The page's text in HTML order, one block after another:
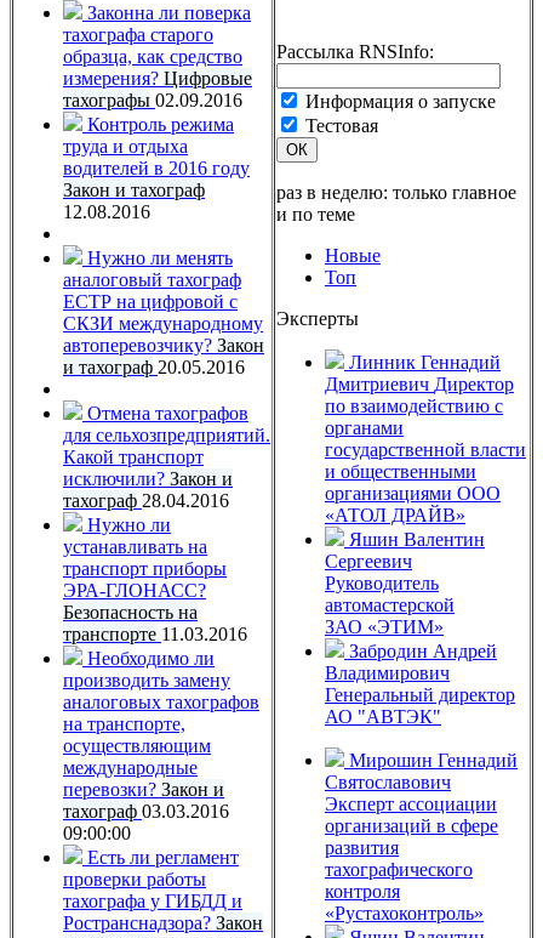
Законна ли поверка
тахографа старого
образца, как средство
измерения? Цифровые
тахографы 02.09.2016
Контроль режима
труда и отдыха
водителей в 2016 году
Закон и тахограф
12.08.2016
Нужно ли менять
аналоговый тахограф
ЕСТР на цифровой с
СКЗИ международному
автоперевозчику? Закон
и тахограф 20.05.2016
Отмена тахографов
для сельхозпредприятий.
Какой транспорт
исключили? Закон и
тахограф 28.04.2016
Нужно ли
устанавливать на
транспорт приборы
ЭРА-ГЛОНАСС?
Безопасность на
транспорте 11.03.2016
Необходимо ли
производить замену
аналоговых тахографов
на транспорте,
осуществляющим
международные
перевозки? Закон и
тахограф 03.03.2016
09:00:00
Есть ли регламент
проверки работы
тахографа у ГИБДД и
Ространснадзора? Закон
Рассылка RNSInfo:
Информация о запуске
Тестовая
ОК
раз в неделю: только главное
и по теме
Новые
Топ
Эксперты
Линник Геннадий
Дмитриевич Директор
по взаимодействию с
органами
государственной власти
и общественными
организациями ООО
«АТОЛ ДРАЙВ»
Яшин Валентин
Сергеевич
Руководитель
автомастерской
ЗАО «ЭТИМ»
Забродин Андрей
Владимирович
Генеральный директор
АО "АВТЭК"
Мирошин Геннадий
Святославович
Эксперт ассоциации
организаций в сфере
развития
тахографического
контроля
«Рустахоконтроль»